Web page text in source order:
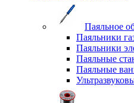
Паяльное
Паяльники
Паяльники
Паяльные
Паяльные